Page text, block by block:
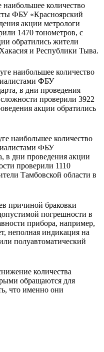
количество
ФБУ «Красноярский
акции метрологи
1470 тонометров, с
обратились жители
и Республики Тыва.
наибольшее количество
ФБУ
в дни проведения
проверили 3922
акции обратились
наибольшее количество
ФБУ
в дни проведения акции
проверили 1110
Тамбовской области в
причиной браковки
погрешности в
прибора, например,
неполная индикация на
полуавтоматический
количества
обращаются для
что именно они